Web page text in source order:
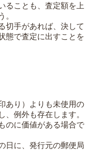
ることも、査定額を上
。
切手があれば、決して
態で査定に出すことを
あり）よりも未使用の
、例外も存在します。
のに価値がある場合で
日に、発行元の郵便局